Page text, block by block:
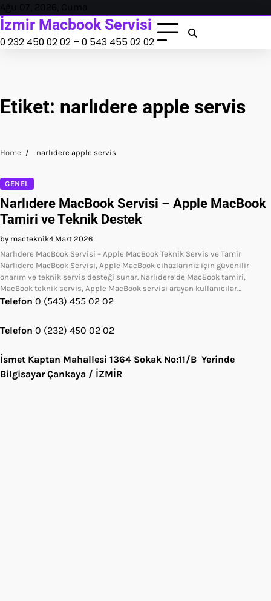
Skip
to
content
Ağu 07, 2026, Cuma
İzmir Macbook Servisi
0 232 450 02 02 – 0 543 455 02 02
Etiket: narlıdere apple servis
Home narlıdere apple servis
GENEL
Narlıdere MacBook Servisi – Apple MacBook
Tamiri ve Teknik Destek
by macteknik4 Mart 2026
Narlıdere MacBook Servisi – Apple MacBook Teknik Servis ve Tamir
Narlıdere MacBook Servisi, Apple MacBook cihazlarınız için güvenilir
onarım ve teknik servis desteği sunar. Narlıdere’de MacBook tamiri,
MacBook teknik servis, Apple MacBook servisi arayan kullanıcılar…
Telefon 0 (543) 455 02 02
Telefon 0 (232) 450 02 02
İsmet Kaptan Mahallesi 1364 Sokak No:11/B Yerinde
Bilgisayar Çankaya / İZMİR